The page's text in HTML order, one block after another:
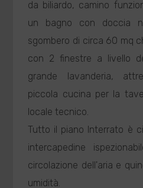
da biliardo, camino
un bagno con doccia
sgombero di circa 60 mq
con 2 finestre a livello
grande lavanderia,
piccola cucina per la
locale tecnico.
Tutto il piano Interrato è
intercapedine
circolazione dell'aria e
umidità.